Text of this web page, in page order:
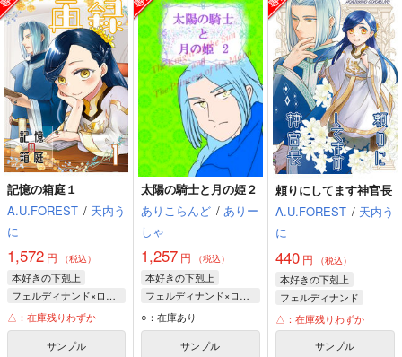
記憶の箱庭１
A.U.FOREST / 天内う
に
1,572 円 （税込）
本好きの下剋上
フェルディナンド×ローゼマイン
ローゼマイン
フェルディナンド
△：在庫残りわずか
サンプル
太陽の騎士と月の姫２
ありこらんど / ありー
しゃ
1,257 円 （税込）
本好きの下剋上
フェルディナンド×ローゼマイン
フェルディナンド
ローゼマイン
○：在庫あり
サンプル
頼りにしてます神官長
A.U.FOREST / 天内う
に
440円 （税込）
本好きの下剋上
フェルディナンド
ローゼマイン
△：在庫残りわずか
サンプル